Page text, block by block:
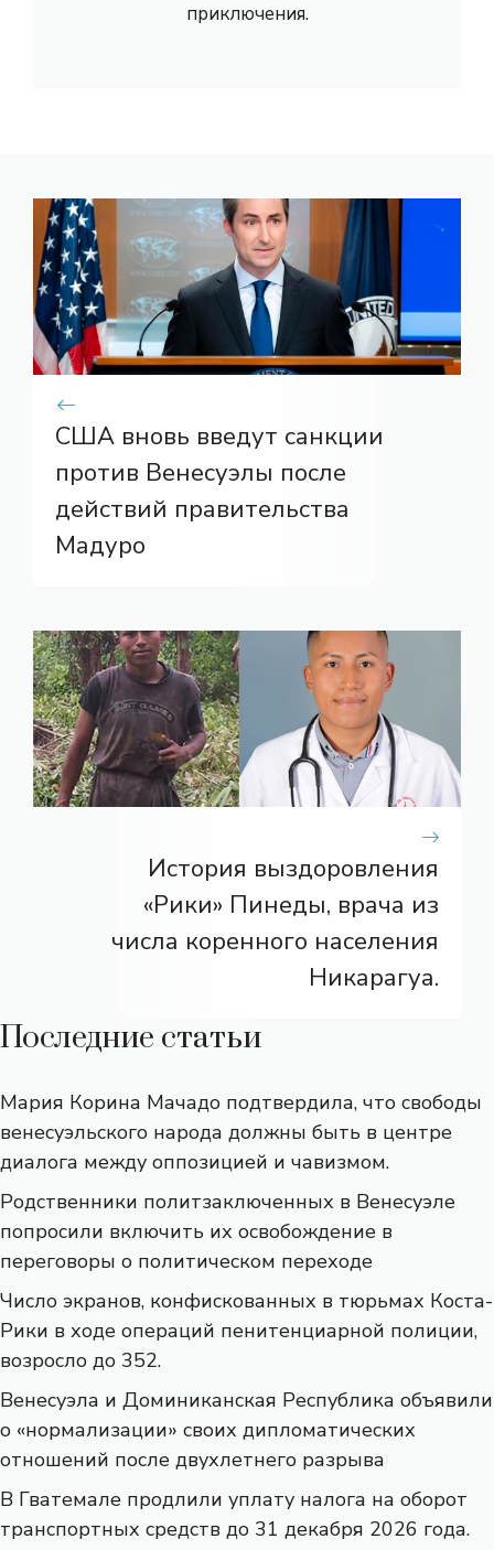
приключения.
США вновь введут санкции
против Венесуэлы после
действий правительства
Мадуро
История выздоровления
«Рики» Пинеды, врача из
числа коренного населения
Никарагуа.
Последние статьи
Мария Корина Мачадо подтвердила, что свободы
венесуэльского народа должны быть в центре
диалога между оппозицией и чавизмом.
Родственники политзаключенных в Венесуэле
попросили включить их освобождение в
переговоры о политическом переходе
Число экранов, конфискованных в тюрьмах Коста-
Рики в ходе операций пенитенциарной полиции,
возросло до 352.
Венесуэла и Доминиканская Республика объявили
о «нормализации» своих дипломатических
отношений после двухлетнего разрыва
В Гватемале продлили уплату налога на оборот
транспортных средств до 31 декабря 2026 года.